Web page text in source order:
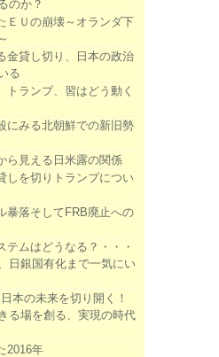
のか？
ＥＵの崩壊～オランダ下
金貸し切り、日本の政治
る
トランプ、習はどう動く
にみる北朝鮮での新旧勢
ら見える日米露の関係
しを切りトランプについ
暴落そしてFRB廃止への
テムはどうなる？・・・
日銀国有化まで一気にい
本の未来を切り開く！
る場を創る、実現の時代
2016年